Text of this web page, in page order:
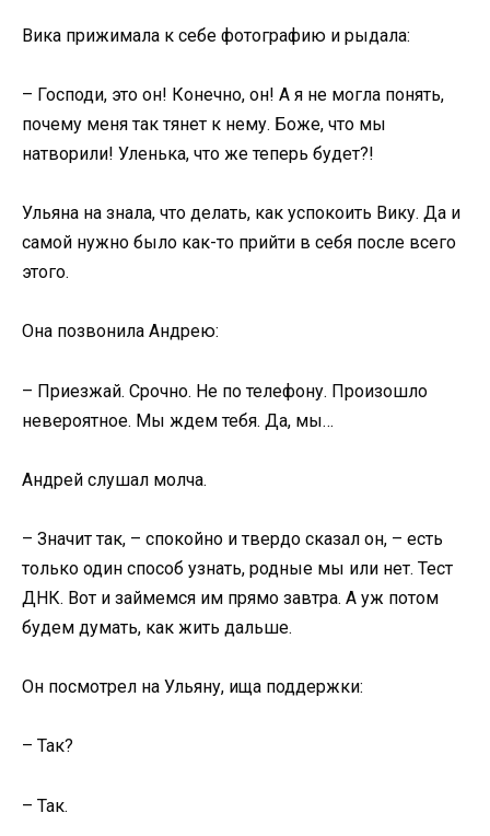
Вика прижимала к себе фотографию и рыдала:
– Господи, это он! Конечно, он! А я не могла понять,
почему меня так тянет к нему. Боже, что мы
натворили! Уленька, что же теперь будет?!
Ульяна на знала, что делать, как успокоить Вику. Да и
самой нужно было как-то прийти в себя после всего
этого.
Она позвонила Андрею:
– Приезжай. Срочно. Не по телефону. Произошло
невероятное. Мы ждем тебя. Да, мы…
Андрей слушал молча.
– Значит так, – спокойно и твердо сказал он, – есть
только один способ узнать, родные мы или нет. Тест
ДНК. Вот и займемся им прямо завтра. А уж потом
будем думать, как жить дальше.
Он посмотрел на Ульяну, ища поддержки:
– Так?
– Так.